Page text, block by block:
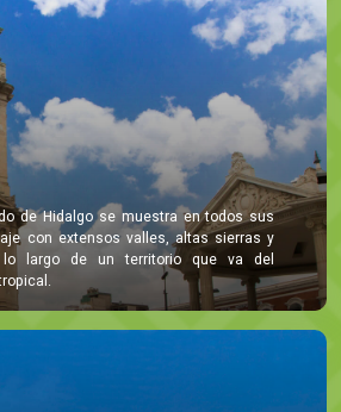
de Hidalgo se muestra en todos sus
con extensos valles, altas sierras y
largo de un territorio que va del